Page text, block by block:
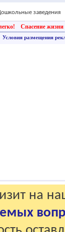
заведения
Спасение жизни
Условия размещения
на